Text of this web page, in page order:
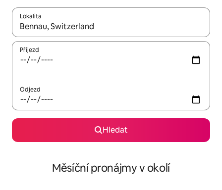
Lokalita
Až budou výsledky k dispozici, můžeš si je procházet pomocí
Příjezd
Odjezd
Hledat
Měsíční pronájmy v okolí